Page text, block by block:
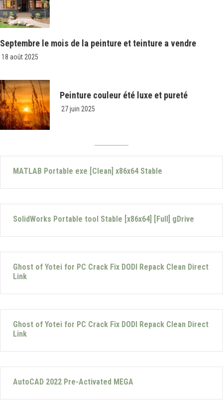
Septembre le mois de la peinture et teinture a vendre
18 août 2025
Peinture couleur été luxe et pureté
27 juin 2025
MATLAB Portable exe [Clean] x86x64 Stable
SolidWorks Portable tool Stable [x86x64] [Full] gDrive
Ghost of Yotei for PC Crack Fix DODI Repack Clean Direct
Link
Ghost of Yotei for PC Crack Fix DODI Repack Clean Direct
Link
AutoCAD 2022 Pre-Activated MEGA